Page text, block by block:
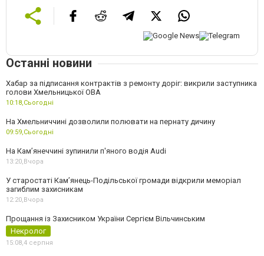
Останні новини
Хабар за підписання контрактів з ремонту доріг: викрили заступника
голови Хмельницької ОВА
10:18,Сьогодні
На Хмельниччині дозволили полювати на пернату дичину
09:59,Сьогодні
На Камʼянеччині зупинили п'яного водія Audi
13:20,Вчора
У старостаті Кам’янець-Подільської громади відкрили меморіал
загиблим захисникам
12:20,Вчора
Прощання із Захисником України Сергієм Вільчинським
Некролог
15:08,4 серпня